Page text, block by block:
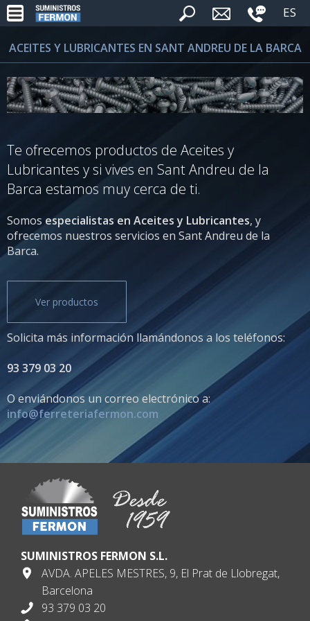
ES
ACEITES Y LUBRICANTES EN SANT ANDREU DE LA BARCA
Te ofrecemos productos de Aceites y
Lubricantes y si vives en Sant Andreu de la
Barca estamos muy cerca de ti.
Somos especialistas en Aceites y Lubricantes, y
ofrecemos nuestros servicios en Sant Andreu de la
Barca.
Ver productos
Solicita más información llamándonos a los teléfonos:
93 379 03 20
O enviándonos un correo electrónico a:
info@ferreteriafermon.com
SUMINISTROS FERMON S.L.
AVDA. APELES MESTRES, 9, El Prat de Llobregat,
Barcelona
93 379 03 20